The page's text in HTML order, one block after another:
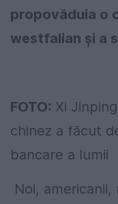
propovăduia o
westfalian și a
FOTO: Xi
chinez a făcut
bancare a lumii
Noi,